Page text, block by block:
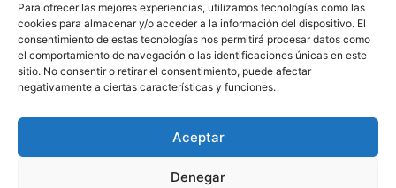
Para ofrecer las mejores experiencias, utilizamos tecnologías como las
cookies para almacenar y/o acceder a la información del dispositivo. El
consentimiento de estas tecnologías nos permitirá procesar datos como
el comportamiento de navegación o las identificaciones únicas en este
sitio. No consentir o retirar el consentimiento, puede afectar
negativamente a ciertas características y funciones.
Aceptar
Denegar
pudiendo verse afectados algunos apartados, imagenes o
enlaces.
Disculpen las molestias.